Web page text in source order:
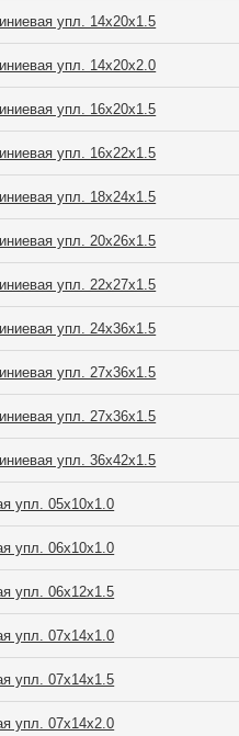
упл. 14х20х1.5
упл. 14х20х2.0
упл. 16х20х1.5
упл. 16х22х1.5
упл. 18х24х1.5
упл. 20х26х1.5
упл. 22х27х1.5
упл. 24х36х1.5
упл. 27х36х1.5
упл. 27х36х1.5
упл. 36х42х1.5
упл. 05х10х1.0
упл. 06х10х1.0
упл. 06х12х1.5
упл. 07х14х1.0
упл. 07х14х1.5
упл. 07х14х2.0